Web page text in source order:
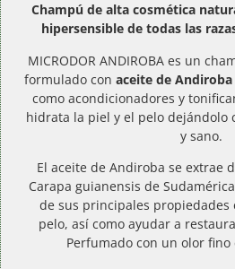
Champú de alta cosmética
hipersensible de todas las
MICRODOR ANDIROBA es un
formulado con aceite de Andiroba
como acondicionadores y
hidrata la piel y el pelo dejándolo
y sano.
El aceite de Andiroba se extrae
Carapa guianensis de
de sus principales propiedades
pelo, así como ayudar a
Perfumado con un olor